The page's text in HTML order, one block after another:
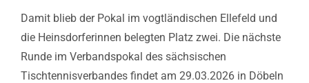
Damit blieb der Pokal im vogtländischen Ellefeld und
die Heinsdorferinnen belegten Platz zwei. Die nächste
Runde im Verbandspokal des sächsischen
Tischtennisverbandes findet am 29.03.2026 in Döbeln